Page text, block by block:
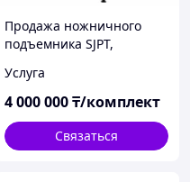
Продажа ножничного
подъемника SJPT,
складской * Астана
Услуга
4 000 000₸/комплект
Связаться